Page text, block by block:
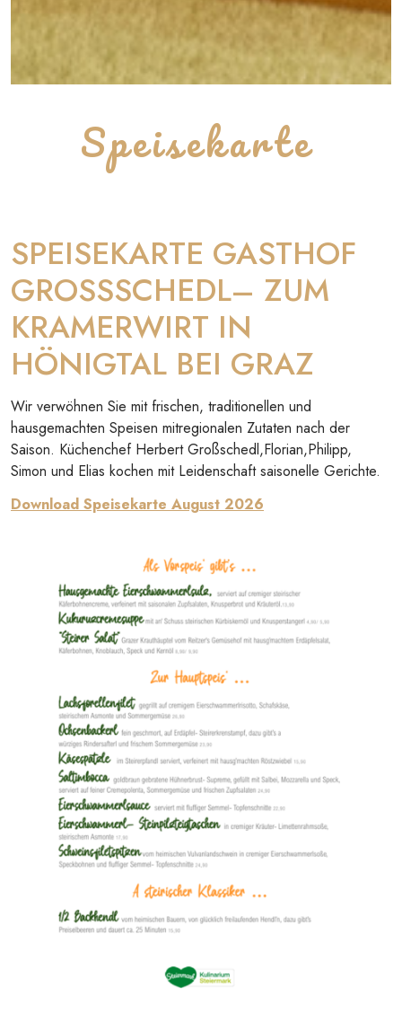
Speisekarte
SPEISEKARTE GASTHOF
GROSSSCHEDL– ZUM
KRAMERWIRT IN
HÖNIGTAL BEI GRAZ
Wir verwöhnen Sie mit frischen, traditionellen und
hausgemachten Speisen mitregionalen Zutaten nach der
Saison. Küchenchef Herbert Großschedl,Florian,Philipp,
Simon und Elias kochen mit Leidenschaft saisonelle Gerichte.
Download Speisekarte August 2026